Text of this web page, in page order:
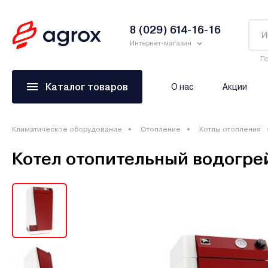
8 (029) 614-16-16
Интернет-магазин
Каталог товаров О нас Акции
Климатическое оборудование Отопление Котлы отопления
Котел отопительный